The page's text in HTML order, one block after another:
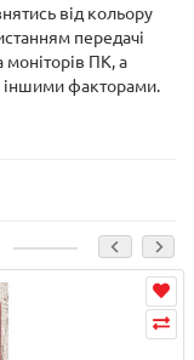
від кольору
передачі
моніторів ПК, а
іншими факторами.